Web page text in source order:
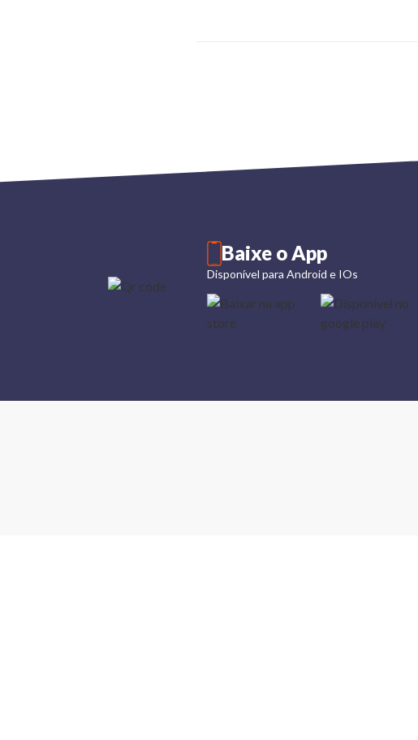
Baixe o App
Disponível para Android e IOs